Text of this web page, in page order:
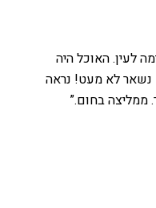
לעין. האוכל היה
נשאר לא מעט! נראה
ממליצה בחום.”